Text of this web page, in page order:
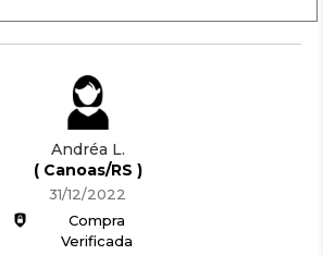
Andréa L.
( Canoas/RS )
31/12/2022
Compra
Verificada